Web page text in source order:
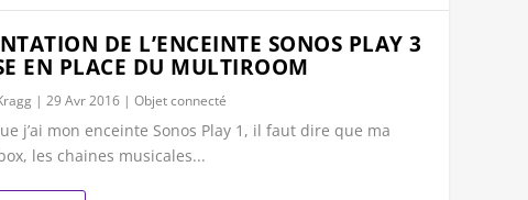
DE L’ENCEINTE SONOS PLAY 3
EN PLACE DU MULTIROOM
|29 Avr 2016 |Objet connecté
j’ai mon enceinte Sonos Play 1, il faut dire que ma
les chaines musicales...